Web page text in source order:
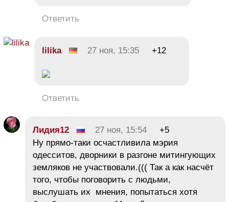
Ответить
lilika 27 ноя, 15:35 +12
Ответить
Лидия12 27 ноя, 15:54
+5
Ну прямо-таки осчастливила мэрия
одесситов, дворники в разгоне митингующих
земляков не участвовали.((( Так а как насчёт
того, чтобы поговорить с людьми,
выслушать их мнения, попытаться хотя